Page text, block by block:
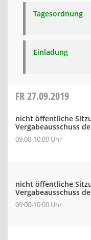
Tagesordnung
Einladung
FR27.09.2019
nicht öffentliche
Vergabeausschuss
09:00-10:00 Uhr
nicht öffentliche
Vergabeausschuss
09:00-10:00 Uhr